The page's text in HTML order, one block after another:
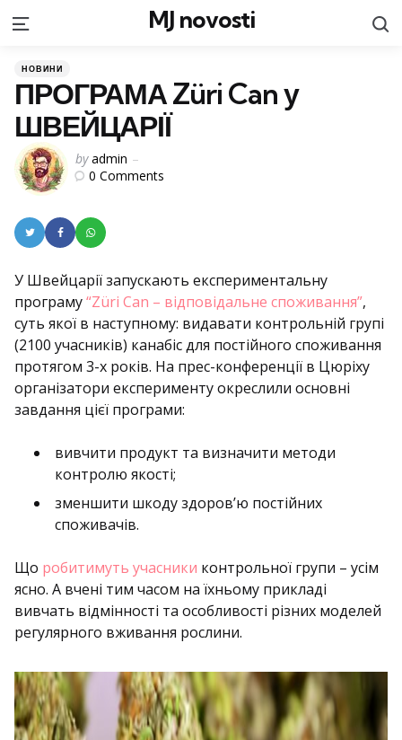
Menu MJ novosti
Categories
Posted
НОВИНИ
ПРОГРАМА Züri Can у
ШВЕЙЦАРІЇ
Posted
by
by admin
0 Comments
У Швейцарії запускають експериментальну
програму“Züri Can – відповідальне споживання”,
суть якої в наступному: видавати контрольній групі
(2100 учасників) канабіс для постійного споживання
протягом 3-х років. На прес-конференції в Цюріху
організатори експерименту окреслили основні
завдання цієї програми:
вивчити продукт та визначити методи
контролю якості;
зменшити шкоду здоров’ю постійних
споживачів.
Що робитимуть учасники контрольної групи – усім
ясно. А вчені тим часом на їхньому прикладі
вивчать відмінності та особливості різних моделей
регулярного вживання рослини.